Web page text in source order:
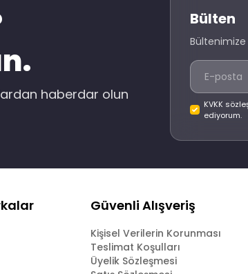
haberdar olun
Bülten
KVKK
ediyorum.
Güvenli Alışveriş
Kişisel Verilerin Korunması
Teslimat Koşulları
Üyelik Sözleşmesi